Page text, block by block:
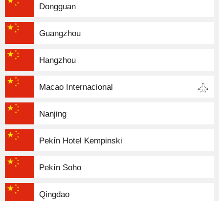
Dongguan
Guangzhou
Hangzhou
Macao Internacional
Nanjing
Pekín Hotel Kempinski
Pekín Soho
Qingdao